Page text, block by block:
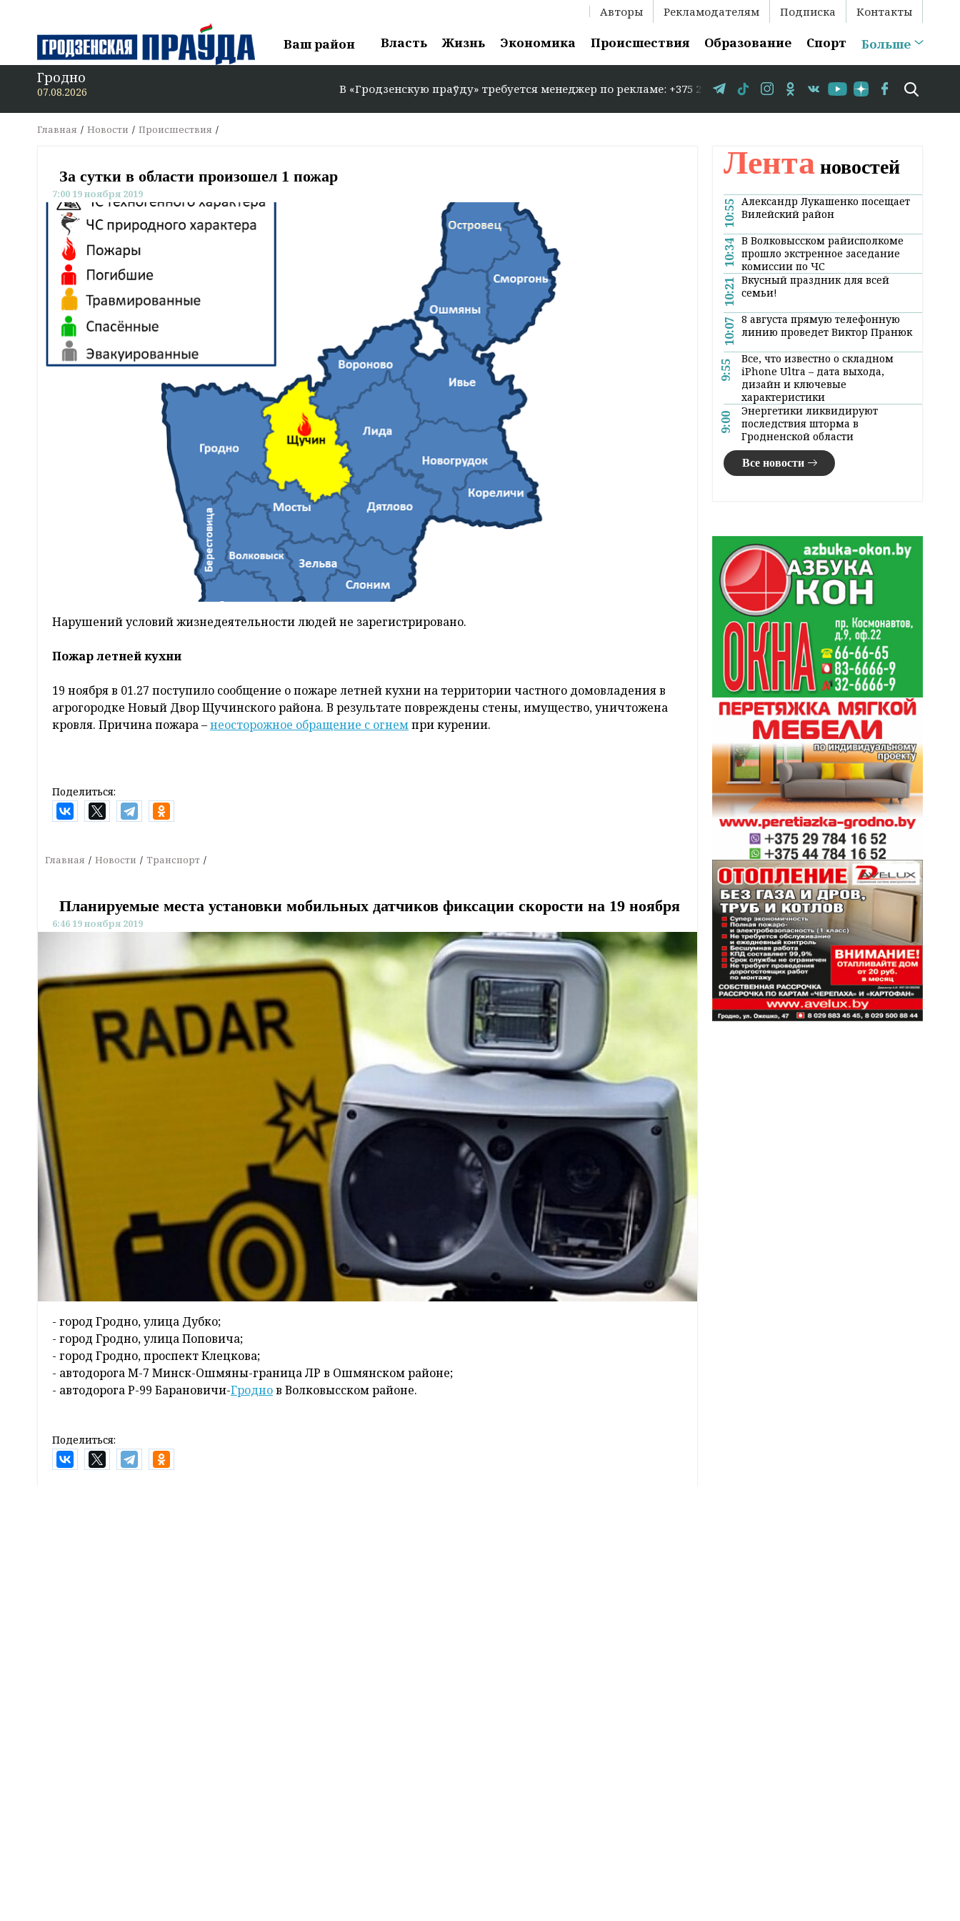
Авторы Рекламодателям Подписка Контакты
Ваш район Власть Жизнь Экономика Происшествия Образование Спорт Больше
Гродно
07.08.2026 В «Гродзенскую праўду» требуется менеджер по рекламе: +375 29 583-35-86 // В Гродно временно закрывается
Главная Новости Происшествия
За сутки в области произошел 1 пожар
7:00 19 ноября 2019
Нарушений условий жизнедеятельности людей не зарегистрировано.
Пожар летней кухни
19 ноября в 01.27 поступило сообщение о пожаре летней кухни на территории частного домовладения в
агрогородке Новый Двор Щучинского района. В результате повреждены стены, имущество, уничтожена
кровля. Причина пожара –неосторожное обращение с огнемпри курении.
Поделиться:
Главная Новости Транспорт
Планируемые места установки мобильных датчиков фиксации скорости на 19 ноября
6:46 19 ноября 2019
- город Гродно, улица Дубко;
- город Гродно, улица Поповича;
- город Гродно, проспект Клецкова;
- автодорога М-7 Минск-Ошмяны-граница ЛР в Ошмянском районе;
- автодорога Р-99 Барановичи-Гроднов Волковысском районе.
Поделиться:
Лента новостей
10:55
Александр Лукашенко посещает
Вилейский район
10:34 В Волковысском райисполкоме
прошло экстренное заседание
комиссии по ЧС
10:21 Вкусный праздник для всей
семьи!
10:07 8 августа прямую телефонную
линию проведет Виктор Пранюк
9:55
Все, что известно о складном
iPhone Ultra – дата выхода,
дизайн и ключевые
характеристики
9:00
Энергетики ликвидируют
последствия шторма в
Гродненской области
Все новости